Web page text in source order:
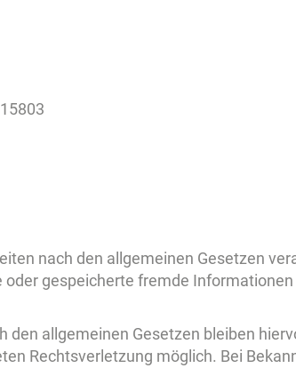
nach den allgemeinen Gesetzen
gespeicherte fremde
allgemeinen Gesetzen bleiben
Rechtsverletzung möglich. Bei